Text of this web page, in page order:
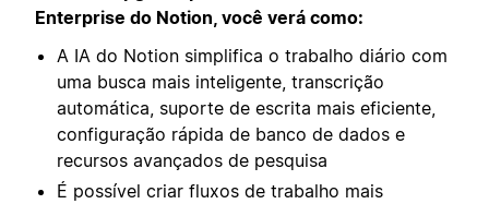
Enterprise do Notion, você verá como:
A IA do Notion simplifica o trabalho diário com
uma busca mais inteligente, transcrição
automática, suporte de escrita mais eficiente,
configuração rápida de banco de dados e
recursos avançados de pesquisa
É possível criar fluxos de trabalho mais